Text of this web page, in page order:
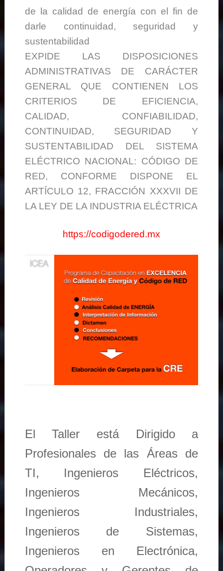
de la calidad de energía con el fin de
darle continuidad, seguridad y
sustentabilidad
EXPIDE LAS DISPOSICIONES
ADMINISTRATIVAS DE CARÁCTER
GENERAL QUE CONTIENEN LOS
CRITERIOS DE EFICIENCIA,
CALIDAD, CONFIABILIDAD,
CONTINUIDAD, SEGURIDAD Y
SUSTENTABILIDAD DEL SISTEMA
ELÉCTRICO NACIONAL: CÓDIGO DE
RED, CONFORME DISPONE EL
ARTÍCULO 12, FRACCIÓN XXXVII DE
LA LEY DE LA INDUSTRIA ELÉCTRICA
https://codigodered.mx
El Taller está Dirigido a
Profesionales de las Áreas de
TI, Ingenieros Eléctricos,
Ingenieros Mecánicos,
Ingenieros Industriales,
Ingenieros de Sistemas,
Ingenieros en Electrónica,